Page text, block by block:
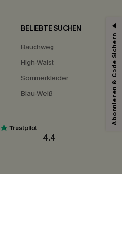
BELIEBTE SUCHEN
Bauchweg
High-Waist
Sommerkleider
Blau-Weiß
4.4
Abonnieren & Code Sichern